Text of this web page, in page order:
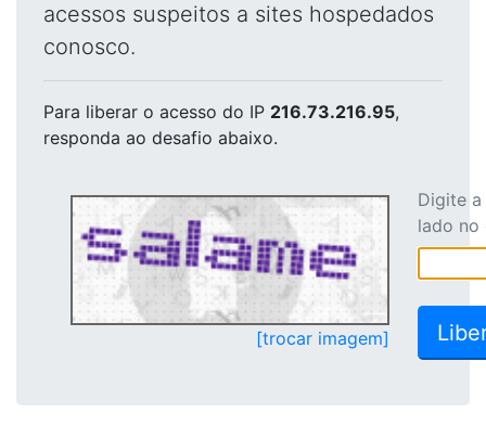
acessos suspeitos a sites hospedados
conosco.
Para liberar o acesso do IP 216.73.216.95,
responda ao desafio abaixo.
[trocar imagem]
Digite
lado no